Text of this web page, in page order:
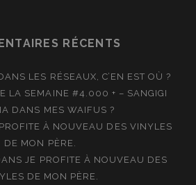
RÉCENTS
LES RÉSEAUX, C’EN EST OÙ ?
LA SEMAINE #4.000 + – SANGIGI
DANS MES WAIFUS ?
À NOUVEAU DES VINYLES
DE MON PÈRE.
JE PROFITE À NOUVEAU DES
DE MON PÈRE.